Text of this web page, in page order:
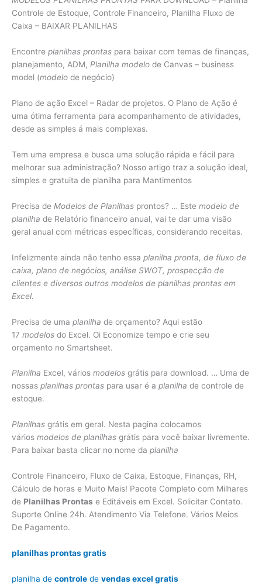
Controle de Estoque, Controle Financeiro, Planilha Fluxo de
Caixa – BAIXAR PLANILHAS
Encontre planilhas prontas para baixar com temas de finanças,
planejamento, ADM, Planilha modelo de Canvas – business
model (modelo de negócio)
Plano de ação Excel – Radar de projetos. O Plano de Ação é
uma ótima ferramenta para acompanhamento de atividades,
desde as simples á mais complexas.
Tem uma empresa e busca uma solução rápida e fácil para
melhorar sua administração? Nosso artigo traz a solução ideal,
simples e gratuita de planilha para Mantimentos
Precisa de Modelos de Planilhas prontos? … Este modelo de
planilha de Relatório financeiro anual, vai te dar uma visão
geral anual com métricas específicas, considerando receitas.
Infelizmente ainda não tenho essa planilha pronta, de fluxo de
caixa, plano de negócios, análise SWOT, prospecção de
clientes e diversos outros modelos de planilhas prontas em
Excel.
Precisa de uma planilha de orçamento? Aqui estão
17 modelos do Excel. Oi Economize tempo e crie seu
orçamento no Smartsheet.
Planilha Excel, vários modelos grátis para download. … Uma de
nossas planilhas prontas para usar é a planilha de controle de
estoque.
Planilhas grátis em geral. Nesta pagina colocamos
vários modelos de planilhas grátis para você baixar livremente.
Para baixar basta clicar no nome da planilha
Controle Financeiro, Fluxo de Caixa, Estoque, Finanças, RH,
Cálculo de horas e Muito Mais! Pacote Completo com Milhares
de Planilhas Prontas e Editáveis em Excel. Solicitar Contato.
Suporte Online 24h. Atendimento Via Telefone. Vários Meios
De Pagamento.
planilhas prontas gratis
planilha de controle de vendas excel gratis